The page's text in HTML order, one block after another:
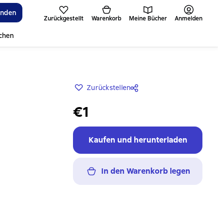
Zurückgestellt Warenkorb Meine Bücher Anmelden
Zurückstellen
€1
Kaufen und herunterladen
In den Warenkorb legen